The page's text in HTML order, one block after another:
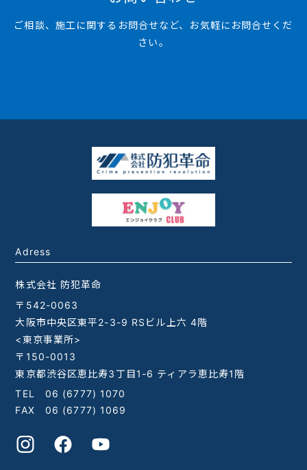
ご相談、施工に関するお問合せなど、お気軽にお問合せくだ
さい。
Adress
株式会社 防犯革命
〒542-0063
大阪市中央区東平2-3-9 RSビル上六 4階
<東京事業所>
〒150-0013
東京都渋谷区恵比寿3丁目1-6 ティアラ恵比寿1階
TEL 06 (6777) 1070
FAX 06 (6777) 1069